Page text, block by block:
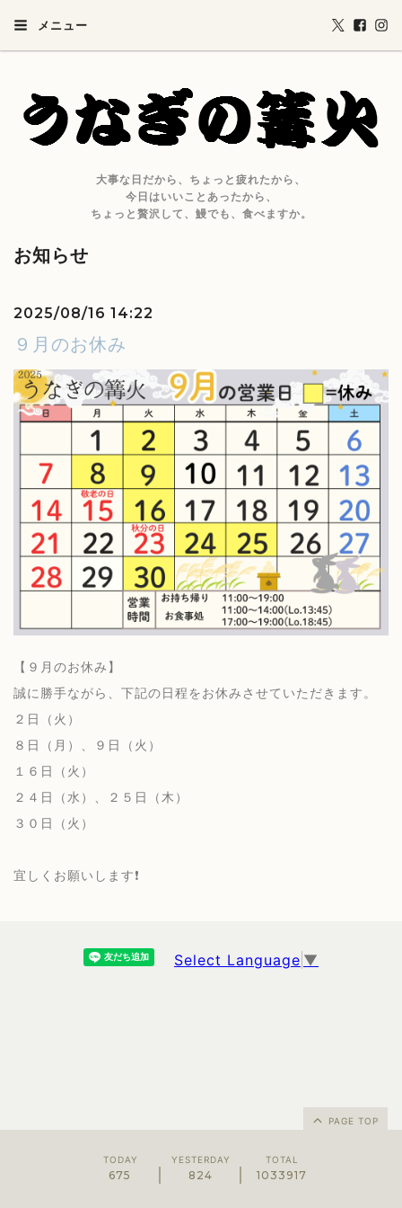
メニュー
大事な日だから、ちょっと疲れたから、
今日はいいことあったから、
ちょっと贅沢して、鰻でも、食べますか。
お知らせ
2025/08/16 14:22
９月のお休み
【９月のお休み】
誠に勝手ながら、下記の日程をお休みさせていただきます。
２日（火）
８日（月）、９日（火）
１６日（火）
２４日（水）、２５日（木）
３０日（火）
宜しくお願いします❗️
Select Language ▼
PAGE TOP
TODAY
675
YESTERDAY
824
TOTAL
1033917